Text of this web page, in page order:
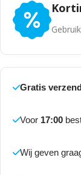
Gratis
Voor 17:00
Wij geven